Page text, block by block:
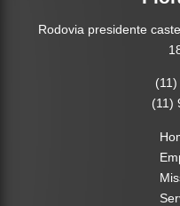
Rodovia presidente
(11)